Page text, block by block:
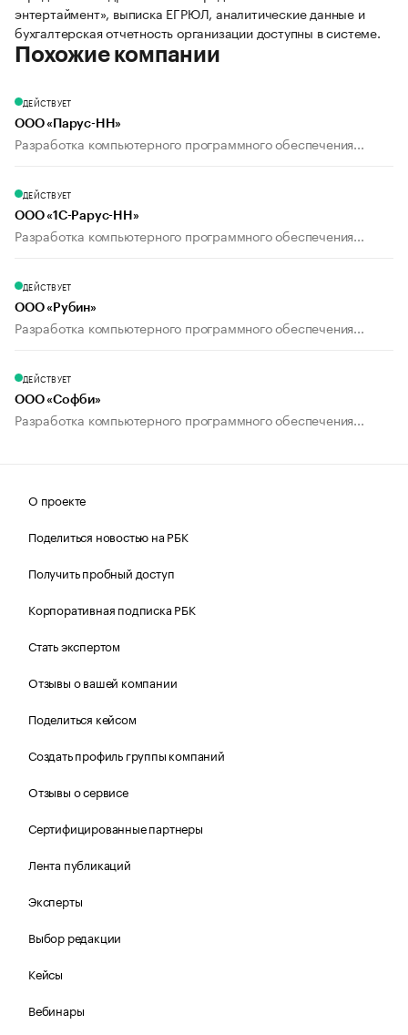
энтертаймент», выписка ЕГРЮЛ, аналитические данные и
бухгалтерская отчетность организации доступны в системе.
Похожие компании
ДЕЙСТВУЕТ
ООО «Парус-НН»
Разработка компьютерного программного обеспечения...
ДЕЙСТВУЕТ
ООО «1С-Рарус-НН»
Разработка компьютерного программного обеспечения...
ДЕЙСТВУЕТ
ООО «Рубин»
Разработка компьютерного программного обеспечения...
ДЕЙСТВУЕТ
ООО «Софби»
Разработка компьютерного программного обеспечения...
О проекте
Поделиться новостью на РБК
Получить пробный доступ
Корпоративная подписка РБК
Стать экспертом
Отзывы о вашей компании
Поделиться кейсом
Создать профиль группы компаний
Отзывы о сервисе
Сертифицированные партнеры
Лента публикаций
Эксперты
Выбор редакции
Кейсы
Вебинары